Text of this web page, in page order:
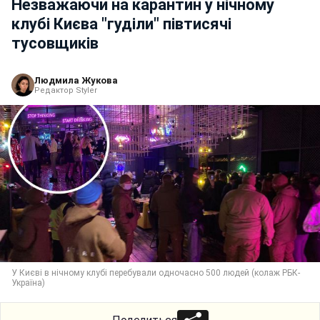
Незважаючи на карантин у нічному
клубі Києва "гуділи" півтисячі
тусовщиків
Людмила Жукова
Редактор Styler
У Києві в нічному клубі перебували одночасно 500 людей (колаж РБК-
Україна)